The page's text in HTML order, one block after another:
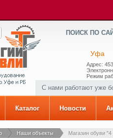
ПОИСК ПО
Уфа
Адрес:
Режим
С нами работают уже
Каталог Новости
Наши объекты Магазин обуви "4